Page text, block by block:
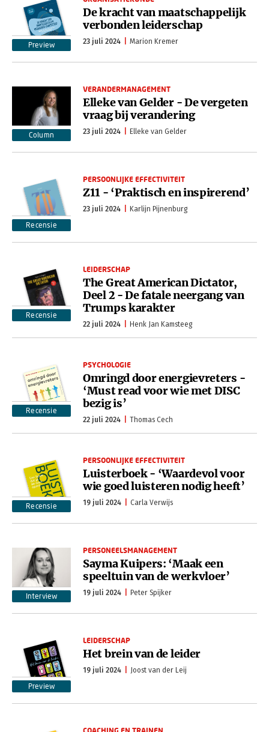
Preview
De kracht van maatschappelijk
verbonden leiderschap
23 juli 2024 Marion Kremer
Column
VERANDERMANAGEMENT
Elleke van Gelder - De vergeten
vraag bij verandering
23 juli 2024 Elleke van Gelder
Recensie
PERSOONLIJKE EFFECTIVITEIT
Z11 - ‘Praktisch en inspirerend’
23 juli 2024 Karlijn Pijnenburg
Recensie
LEIDERSCHAP
The Great American Dictator,
Deel 2 - De fatale neergang van
Trumps karakter
22 juli 2024 Henk Jan Kamsteeg
Recensie
PSYCHOLOGIE
Omringd door energievreters -
‘Must read voor wie met DISC
bezig is’
22 juli 2024 Thomas Cech
Recensie
PERSOONLIJKE EFFECTIVITEIT
Luisterboek - ‘Waardevol voor
wie goed luisteren nodig heeft’
19 juli 2024 Carla Verwijs
Interview
PERSONEELSMANAGEMENT
Sayma Kuipers: ‘Maak een
speeltuin van de werkvloer’
19 juli 2024 Peter Spijker
Preview
LEIDERSCHAP
Het brein van de leider
19 juli 2024 Joost van der Leij